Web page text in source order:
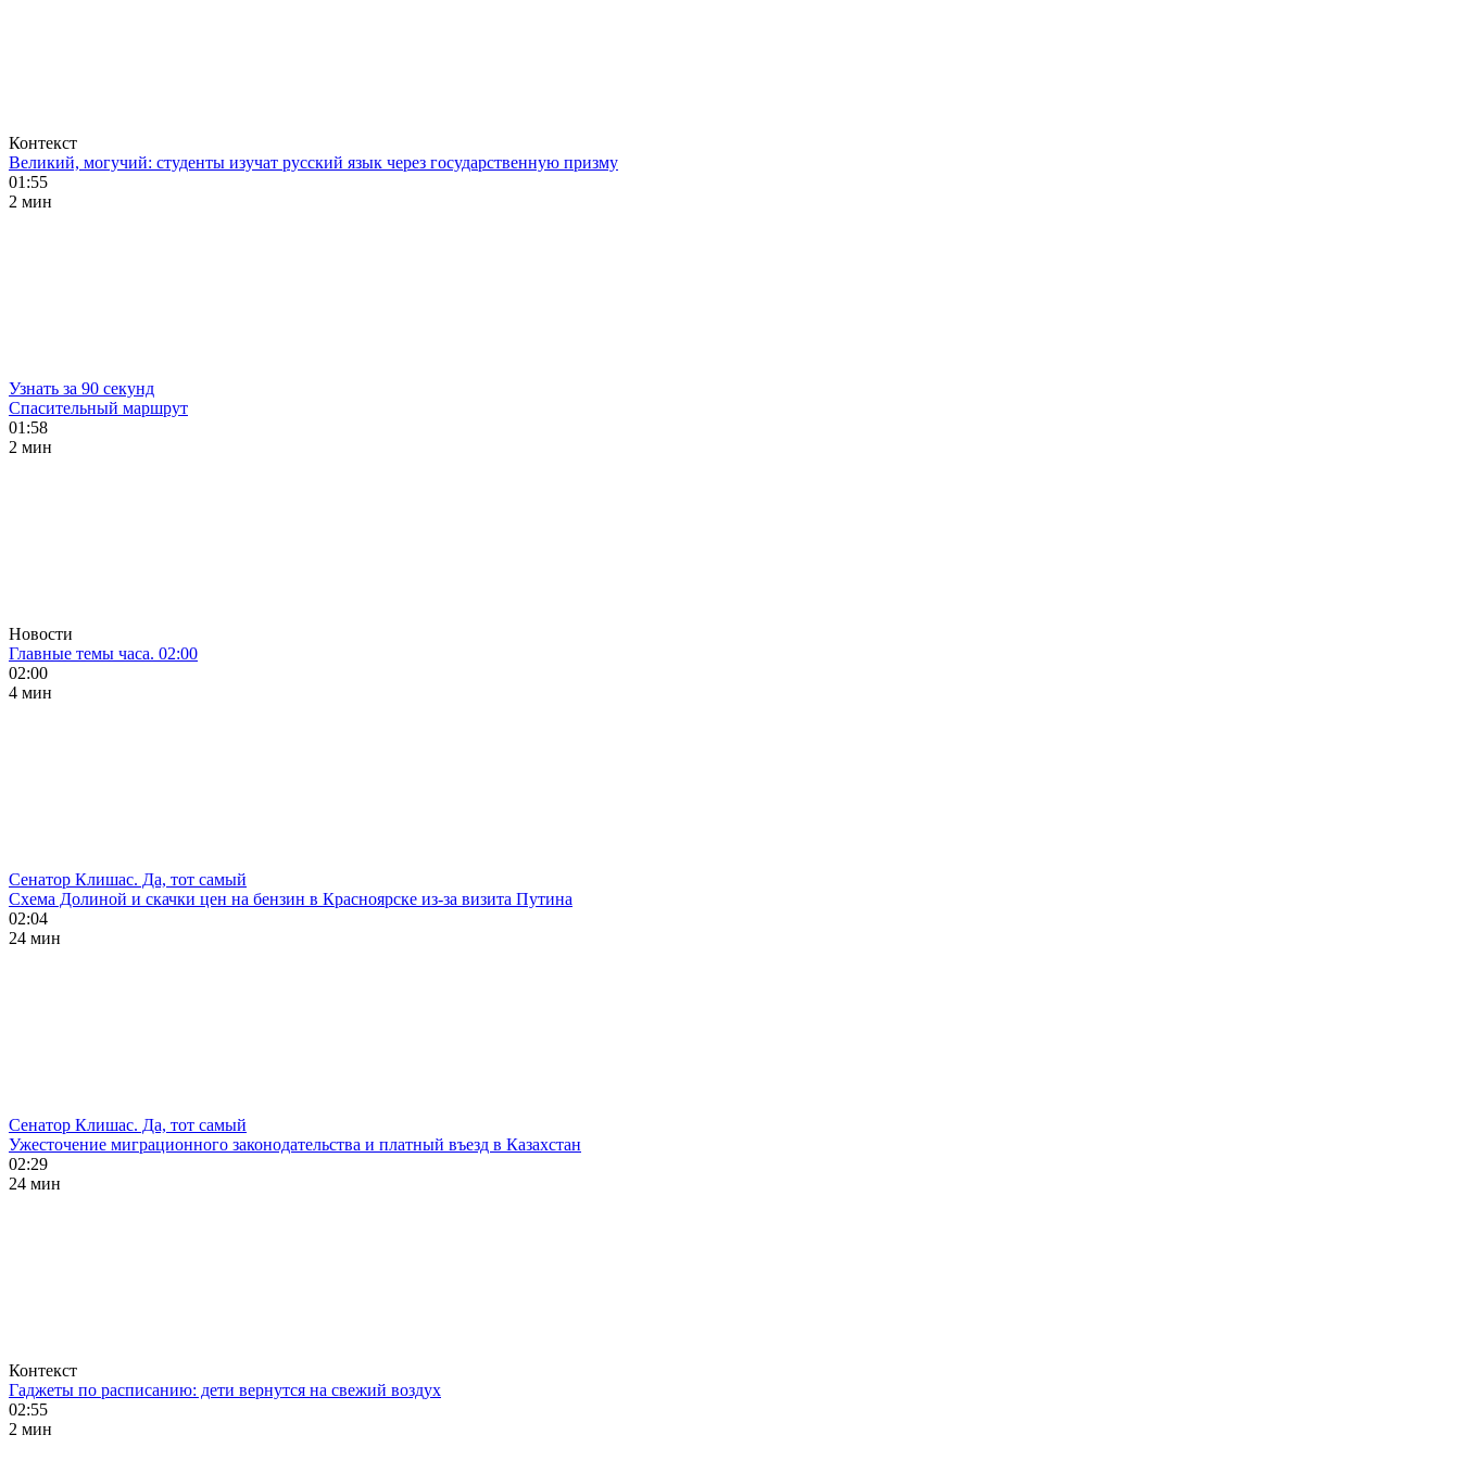
Контекст
Великий, могучий: студенты изучат русский язык через государственную призму
01:55
2 мин
Узнать за 90 секунд
Спасительный маршрут
01:58
2 мин
Новости
Главные темы часа. 02:00
02:00
4 мин
Сенатор Клишас. Да, тот самый
Схема Долиной и скачки цен на бензин в Красноярске из-за визита Путина
02:04
24 мин
Сенатор Клишас. Да, тот самый
Ужесточение миграционного законодательства и платный въезд в Казахстан
02:29
24 мин
Контекст
Гаджеты по расписанию: дети вернутся на свежий воздух
02:55
2 мин